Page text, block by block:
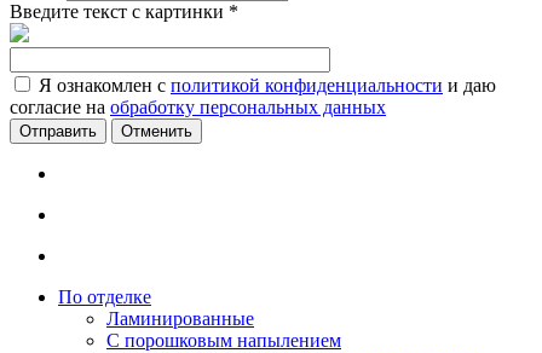
Введите текст с картинки *
Я ознакомлен с политикой конфиденциальности и даю
согласие на обработку персональных данных
Отменить
По отделке
Ламинированные
С порошковым напылением